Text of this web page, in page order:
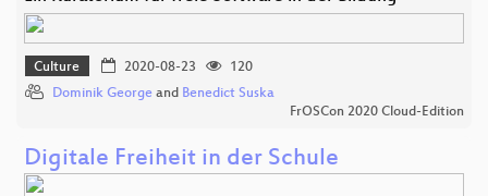
Culture 2020-08-23
120
Dominik George and Benedict Suska
FrOSCon 2020 Cloud-Edition
Digitale Freiheit in der Schule